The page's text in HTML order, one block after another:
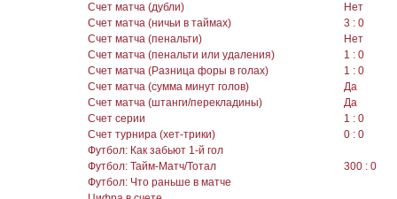
Счет матча (дубли)
Нет
Счет матча (ничьи в таймах)
3 : 0
Счет матча (пенальти)
Нет
Счет матча (пенальти или удаления)
1 : 0
Счет матча (Разница форы в голах)
1 : 0
Счет матча (сумма минут голов)
Да
Счет матча (штанги/перекладины)
Да
Счет серии
1 : 0
Счет турнира (хет-трики)
0 : 0
Футбол: Как забьют 1-й гол
Футбол: Тайм-Матч/Тотал
300 : 0
Футбол: Что раньше в матче